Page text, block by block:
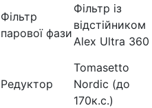
Фільтр
парової фази
Фільтр із
відстійником
Alex Ultra 360
Редуктор
Tomasetto
Nordic (до
170к.с.)